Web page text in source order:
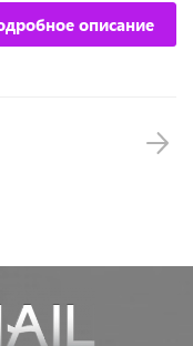
описание